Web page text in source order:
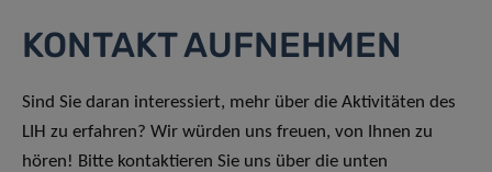
KONTAKT AUFNEHMEN
Sind Sie daran interessiert, mehr über die Aktivitäten des
LIH zu erfahren? Wir würden uns freuen, von Ihnen zu
hören! Bitte kontaktieren Sie uns über die unten